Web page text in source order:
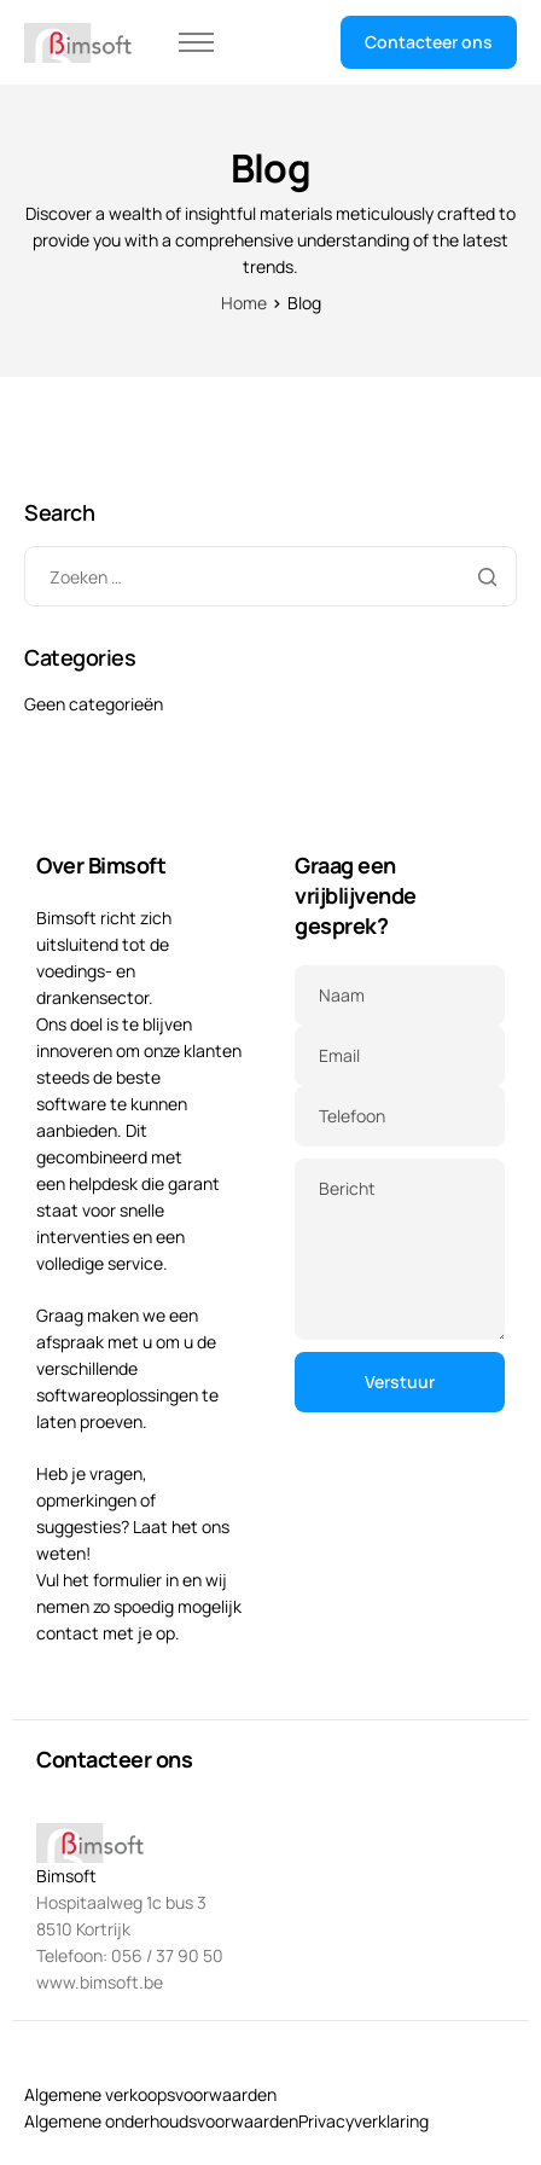
Home
Contacteer ons
Blog
Discover a wealth of insightful materials meticulously crafted to
provide you with a comprehensive understanding of the latest
trends.
Home
Blog
Search
Categories
Geen categorieën
Over Bimsoft
Bimsoft richt zich
uitsluitend tot de
voedings- en
drankensector.
Ons doel is te blijven
innoveren om onze klanten
steeds de beste
software te kunnen
aanbieden. Dit
gecombineerd met
een helpdesk die garant
staat voor snelle
interventies en een
volledige service.
Graag maken we een
afspraak met u om u de
verschillende
softwareoplossingen te
laten proeven.
Heb je vragen,
opmerkingen of
suggesties? Laat het ons
weten!
Vul het formulier in en wij
nemen zo spoedig mogelijk
contact met je op.
Graag een
vrijblijvende
gesprek?
Naam
Email
Telefoon
Bericht
Contacteer ons
Bimsoft
Hospitaalweg 1c bus 3
8510 Kortrijk
Telefoon: 056 / 37 90 50
www.bimsoft.be
Algemene verkoopsvoorwaarden
Algemene onderhoudsvoorwaardenPrivacyverklaring